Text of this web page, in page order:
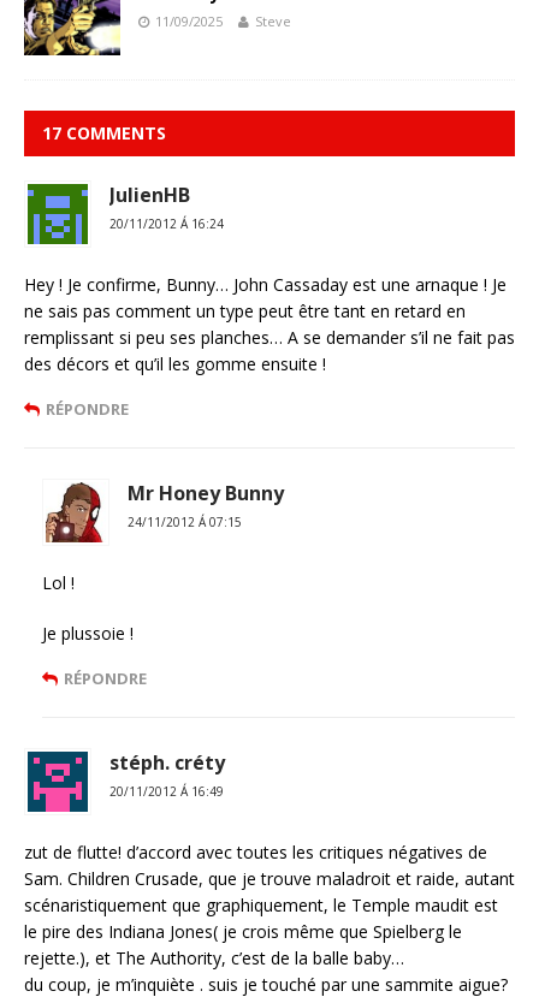
11/09/2025 Steve
17 COMMENTS
JulienHB
20/11/2012 Á 16:24
Hey ! Je confirme, Bunny… John Cassaday est une arnaque ! Je
ne sais pas comment un type peut être tant en retard en
remplissant si peu ses planches… A se demander s’il ne fait pas
des décors et qu’il les gomme ensuite !
RÉPONDRE
Mr Honey Bunny
24/11/2012 Á 07:15
Lol !
Je plussoie !
RÉPONDRE
stéph. créty
20/11/2012 Á 16:49
zut de flutte! d’accord avec toutes les critiques négatives de
Sam. Children Crusade, que je trouve maladroit et raide, autant
scénaristiquement que graphiquement, le Temple maudit est
le pire des Indiana Jones( je crois même que Spielberg le
rejette.), et The Authority, c’est de la balle baby…
du coup, je m’inquiète . suis je touché par une sammite aigue?